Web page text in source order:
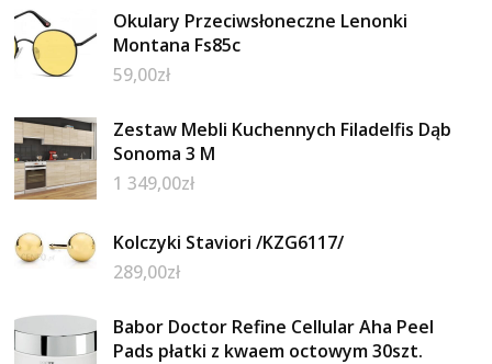
Okulary Przeciwsłoneczne Lenonki
Montana Fs85c
59,00zł
Zestaw Mebli Kuchennych Filadelfis Dąb
Sonoma 3 M
1 349,00zł
Kolczyki Staviori /KZG6117/
289,00zł
Babor Doctor Refine Cellular Aha Peel
Pads płatki z kwaem octowym 30szt.